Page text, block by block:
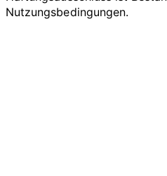
Nutzungsbedingungen.